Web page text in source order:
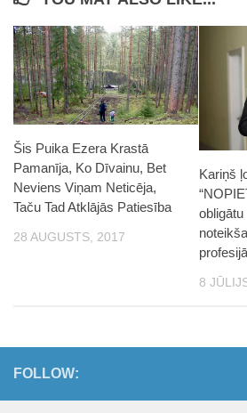
Šis Puika Ezera Krastā
Pamanīja, Ko Dīvainu, Bet
Neviens Viņam Neticēja,
Taču Tad Atklājās Patiesība
28 AUGUSTS, 2017
Kariņš
8
FOLLOW: